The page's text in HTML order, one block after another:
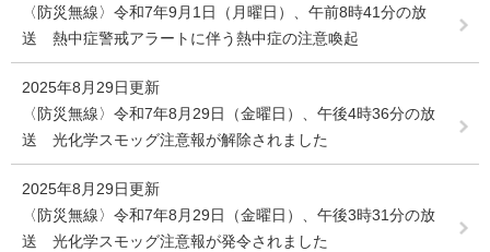
〈防災無線〉令和7年9月1日（月曜日）、午前8時41分の放
送 熱中症警戒アラートに伴う熱中症の注意喚起
2025年8月29日更新
〈防災無線〉令和7年8月29日（金曜日）、午後4時36分の放
送 光化学スモッグ注意報が解除されました
2025年8月29日更新
〈防災無線〉令和7年8月29日（金曜日）、午後3時31分の放
送 光化学スモッグ注意報が発令されました